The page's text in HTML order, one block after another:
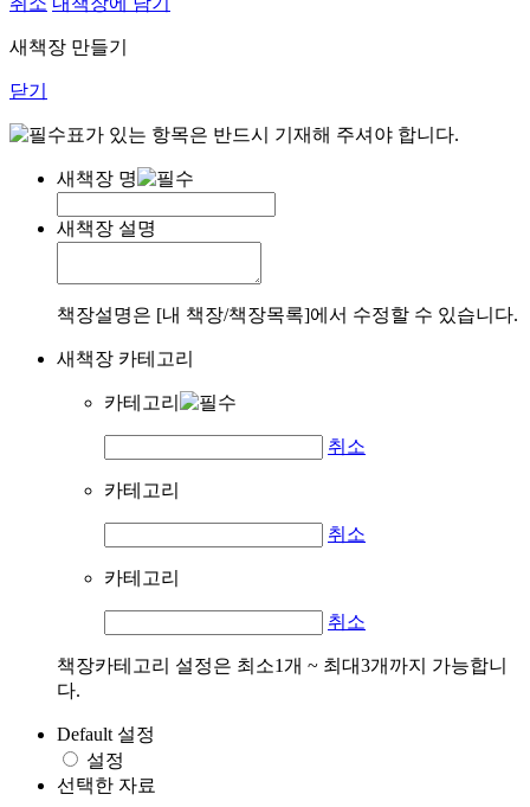
새책장 만들기
닫기
표가 있는 항목은 반드시 기재해 주셔야 합니다.
새책장 명
새책장 설명
책장설명은 [내 책장/책장목록]에서 수정할 수 있습니다.
새책장 카테고리
카테고리
취소
카테고리
취소
카테고리
취소
책장카테고리 설정은 최소1개 ~ 최대3개까지 가능합니
다.
Default 설정
설정
선택한 자료